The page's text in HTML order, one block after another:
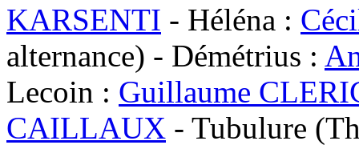
KARSENTI - Héléna :
alternance) - Démétrius :
Lecoin : Guillaume
CAILLAUX - Tubulure